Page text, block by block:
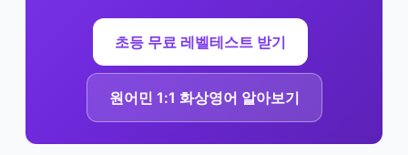
초등 무료 레벨테스트 받기
원어민 1:1 화상영어 알아보기